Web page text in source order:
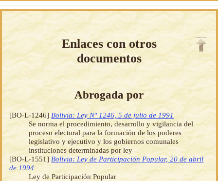
Enlaces con otros
documentos
Abrogada por
[BO-L-1246] Bolivia: Ley Nº 1246, 5 de julio de 1991
Se norma el procedimiento, desarrollo y vigilancia del
proceso electoral para la formación de los poderes
legislativo y ejecutivo y los gobiernos comunales
instituciones determinadas por ley
[BO-L-1551] Bolivia: Ley de Participación Popular, 20 de abril
de 1994
Ley de Participación Popular